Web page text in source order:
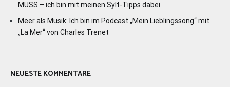
MUSS – ich bin mit meinen Sylt-Tipps dabei
Meer als Musik: Ich bin im Podcast „Mein Lieblingssong“ mit
„La Mer“ von Charles Trenet
NEUESTE KOMMENTARE